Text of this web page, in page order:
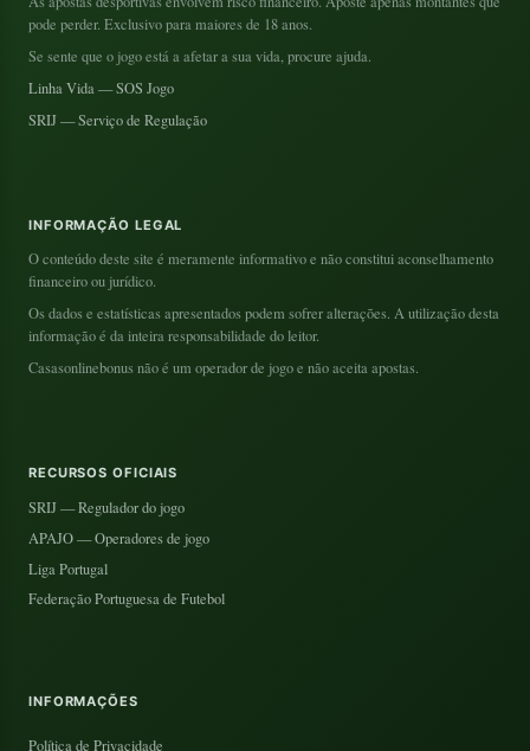
pode perder. Exclusivo para maiores de 18 anos.
Se sente que o jogo está a afetar a sua vida, procure ajuda.
Linha Vida — SOS Jogo
SRIJ — Serviço de Regulação
INFORMAÇÃO LEGAL
O conteúdo deste site é meramente informativo e não constitui aconselhamento
financeiro ou jurídico.
Os dados e estatísticas apresentados podem sofrer alterações. A utilização desta
informação é da inteira responsabilidade do leitor.
Casasonlinebonus não é um operador de jogo e não aceita apostas.
RECURSOS OFICIAIS
SRIJ — Regulador do jogo
APAJO — Operadores de jogo
Liga Portugal
Federação Portuguesa de Futebol
INFORMAÇÕES
Política de Privacidade